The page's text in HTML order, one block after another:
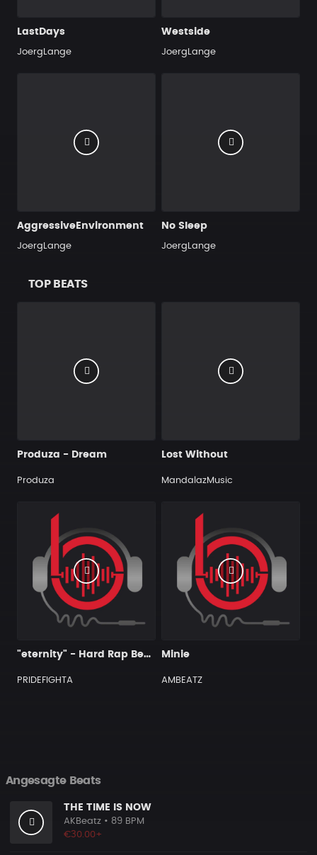
LastDays
JoergLange
Westside
JoergLange
AggressiveEnvironment
JoergLange
No Sleep
JoergLange
TOP BEATS
Produza - Dream
Produza
Lost Without
MandalazMusic
"eternity" - Hard Rap Beat 2021 prod by PRIDEFIGHTA
PRIDEFIGHTA
Minie
AMBEATZ
Angesagte Beats
THE TIME IS NOW
AKBeatz • 89 BPM
€30.00+